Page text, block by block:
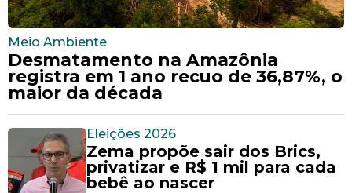
Meio Ambiente
Desmatamento na Amazônia
registra em 1 ano recuo de 36,87%, o
maior da década
Eleições 2026
Zema propõe sair dos Brics,
privatizar e R$ 1 mil para cada
bebê ao nascer